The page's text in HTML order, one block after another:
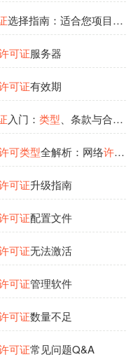
选择指南：适合您项目的
可证服务器
可证有效期
入门： 类型 、条款与合规性风险解析
可类型全解析：网络许可
可证升级指南
可证配置文件
可证无法激活
可证管理软件
可证数量不足
可证常见问题Q&A